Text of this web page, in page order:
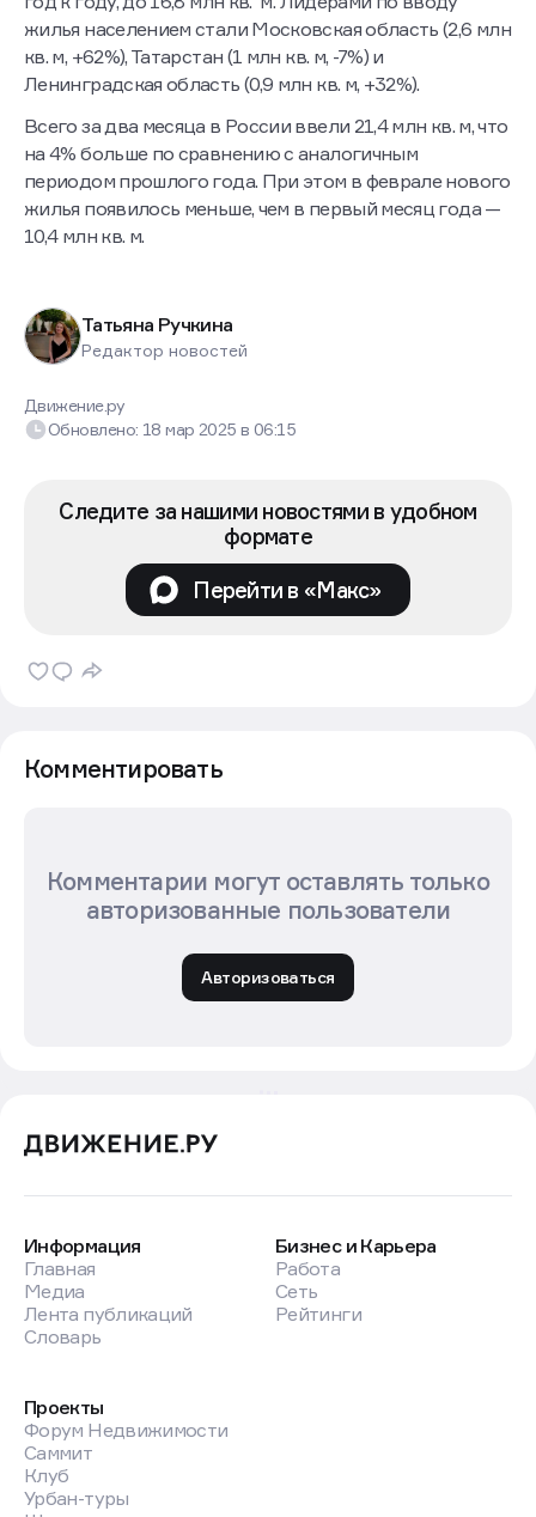
жилья населением стали Московская область (2,6 млн
кв. м, +62%), Татарстан (1 млн кв. м, -7%) и
Ленинградская область (0,9 млн кв. м, +32%).
Всего за два месяца в России ввели 21,4 млн кв. м, что
на 4% больше по сравнению с аналогичным
периодом прошлого года. При этом в феврале нового
жилья появилось меньше, чем в первый месяц года —
10,4 млн кв. м.
Татьяна Ручкина
Редактор новостей
Движение.ру
Обновлено: 18 мар 2025в 06:15
Следите за нашими новостями в удобном
формате
Перейти в «Макс»
Комментировать
Комментарии могут оставлять только
авторизованные пользователи
Авторизоваться
Информация
Главная
Медиа
Лента публикаций
Словарь
Бизнес и Карьера
Работа
Сеть
Рейтинги
Проекты
Форум Недвижимости
Саммит
Клуб
Урбан-туры